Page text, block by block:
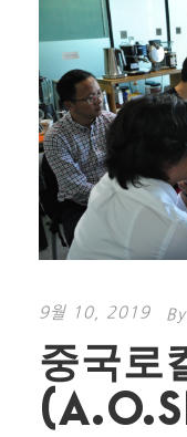
9월 10, 2019 By
중국로